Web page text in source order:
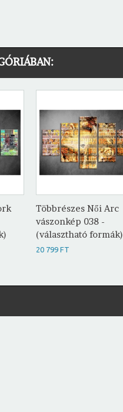
Többrészes Női Arc
vászonkép 038 -
(választható formák)
20 799 FT